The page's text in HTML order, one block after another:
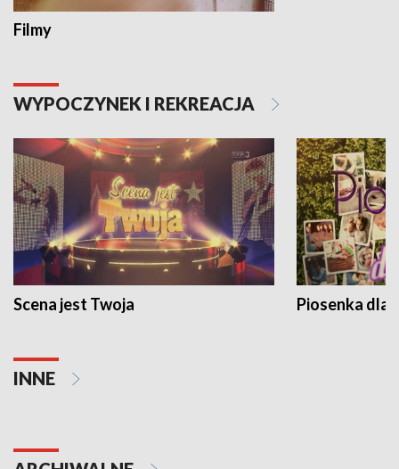
Filmy
WYPOCZYNEK I REKREACJA
Scena jest Twoja Piosenka dla
INNE